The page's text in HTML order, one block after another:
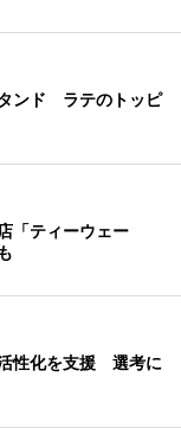
ンド ラテのトッピ
「ティーウェー
性化を支援 選考に